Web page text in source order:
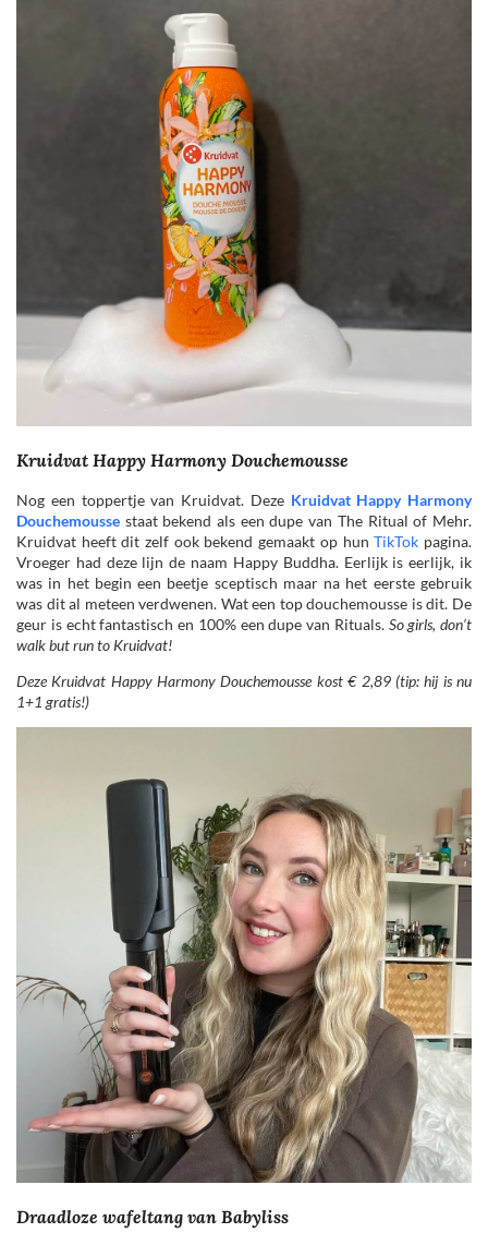
Kruidvat Happy Harmony Douchemousse
Nog een toppertje van Kruidvat. Deze Kruidvat Happy Harmony
Douchemousse staat bekend als een dupe van The Ritual of Mehr.
Kruidvat heeft dit zelf ook bekend gemaakt op hunTikTok pagina.
Vroeger had deze lijn de naam Happy Buddha. Eerlijk is eerlijk, ik
was in het begin een beetje sceptisch maar na het eerste gebruik
was dit al meteen verdwenen. Wat een top douchemousse is dit. De
geur is echt fantastisch en 100% een dupe van Rituals. So girls, don’t
walk but run to Kruidvat!
Deze Kruidvat Happy Harmony Douchemousse kost € 2,89 (tip: hij is nu
1+1 gratis!)
Draadloze wafeltang van Babyliss